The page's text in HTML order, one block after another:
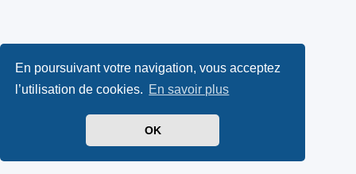
En poursuivant votre navigation, vous acceptez
l’utilisation de cookies. En savoir plus
OK